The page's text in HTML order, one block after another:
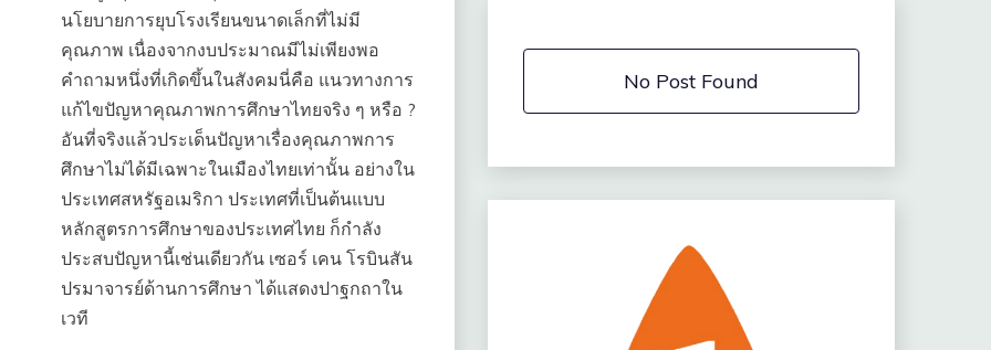
นโยบายการยุบโรงเรียนขนาดเล็กที่ไม่มี
คุณภาพ เนื่องจากงบประมาณมีไม่เพียงพอ
คำถามหนึ่งที่เกิดขึ้นในสังคมนี่คือ แนวทางการ
แก้ไขปัญหาคุณภาพการศึกษาไทยจริง ๆ หรือ ?
อันที่จริงแล้วประเด็นปัญหาเรื่องคุณภาพการ
ศึกษาไม่ได้มีเฉพาะในเมืองไทยเท่านั้น อย่างใน
ประเทศสหรัฐอเมริกา ประเทศที่เป็นต้นแบบ
หลักสูตรการศึกษาของประเทศไทย ก็กำลัง
ประสบปัญหานี้เช่นเดียวกัน เซอร์ เคน โรบินสัน
ปรมาจารย์ด้านการศึกษา ได้แสดงปาฐกถาใน
เวที
No Post Found